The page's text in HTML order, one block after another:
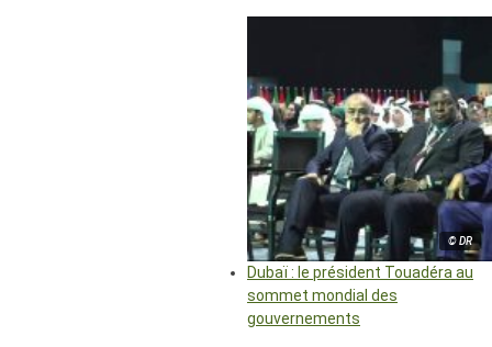
© DR
Dubaï : le président Touadéra au
sommet mondial des
gouvernements